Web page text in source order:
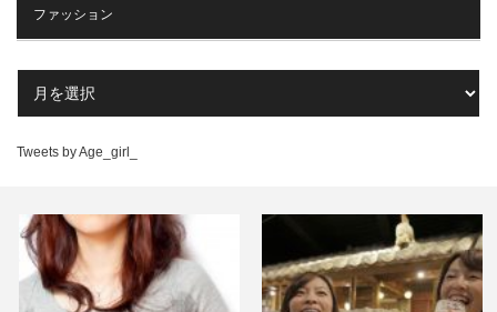
ファッション
Tweets by Age_girl_